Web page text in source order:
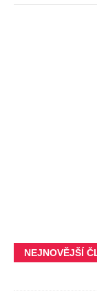
NEJNOVĚJŠÍ